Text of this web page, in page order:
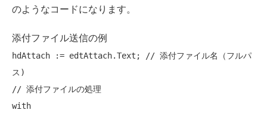
のようなコードになります。
添付ファイル送信の例
hdAttach := edtAttach.Text;
// 添付ファイル名（フルパ
ス)
// 添付ファイルの処理
with